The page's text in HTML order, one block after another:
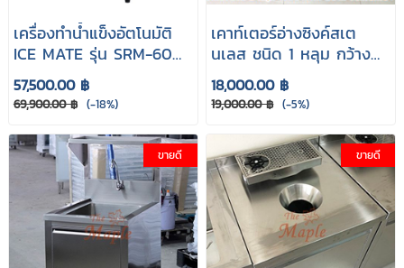
เครื่องทำน้ำแข็งอัตโนมัติ
ICE MATE รุ่น SRM-60A
(Full Cube cap 60kg.)
57,500.00 ฿
69,900.00 ฿ (-18%)
เคาท์เตอร์อ่างซิงค์สเต
นเลส ชนิด 1 หลุม กว้าง
60 cm. AMZ
18,000.00 ฿
19,000.00 ฿ (-5%)
ขายดี ขายดี